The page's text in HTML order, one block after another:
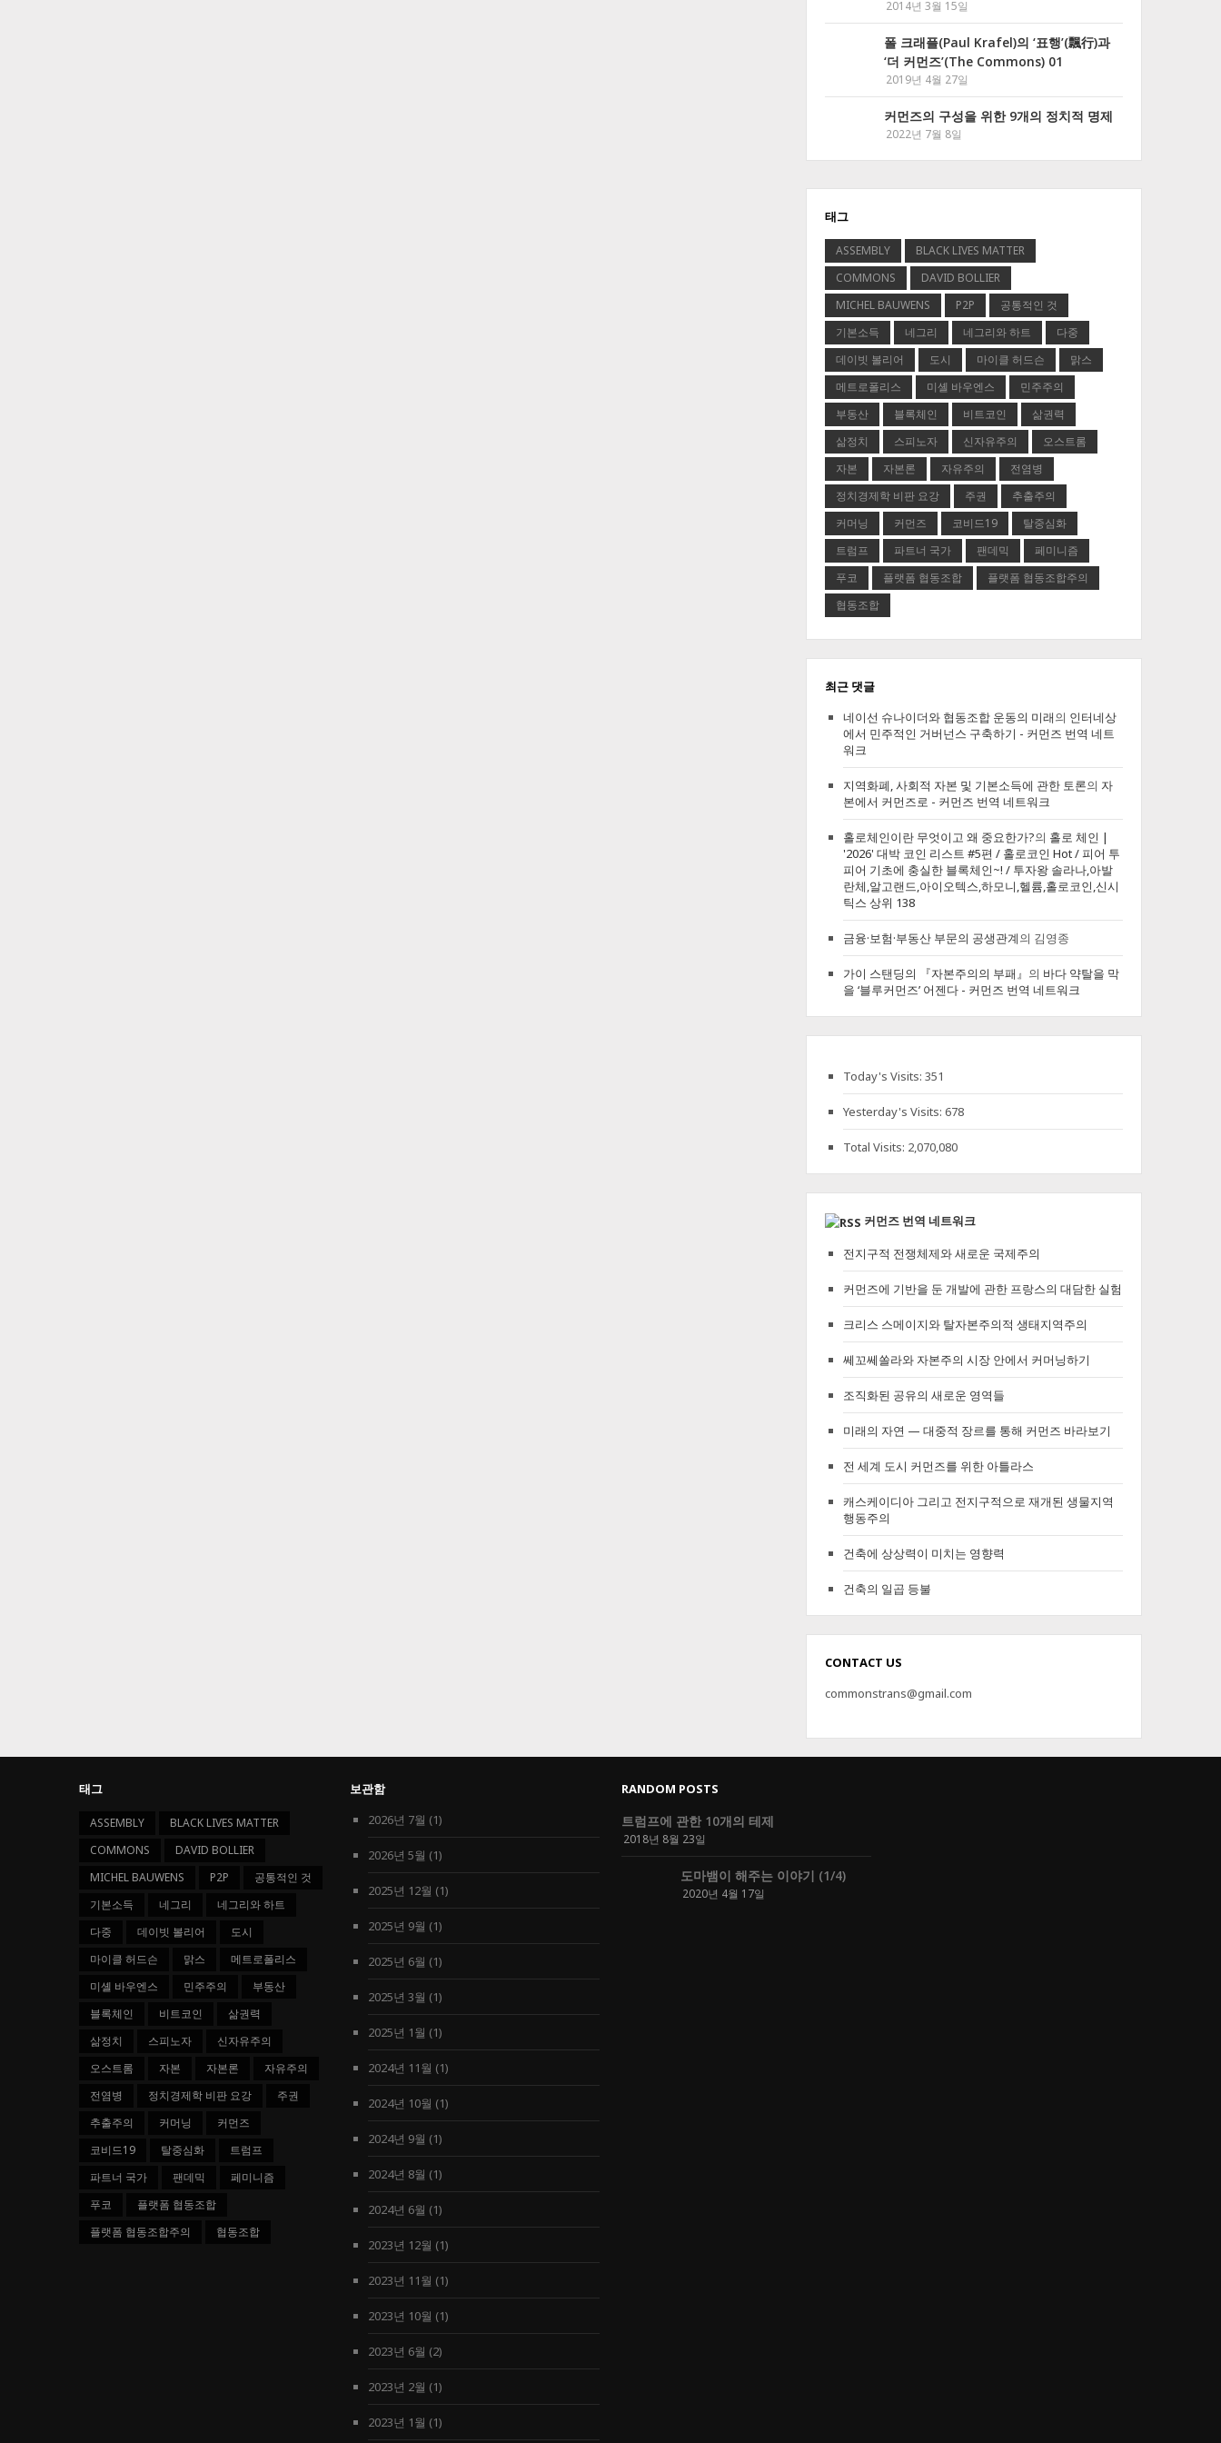
2014년 3월 15일
폴 크래플(Paul Krafel)의 ‘표행’(飄行)과
‘더 커먼즈’(The Commons) 01
2019년 4월 27일
커먼즈의 구성을 위한 9개의 정치적 명제
2022년 7월 8일
태그
ASSEMBLY
BLACK LIVES MATTER
COMMONS
DAVID BOLLIER
MICHEL BAUWENS
P2P
공통적인 것
기본소득
네그리 네그리와 하트
다중
데이빗 볼리어
도시 마이클 허드슨
맑스
메트로폴리스
미셸 바우엔스
민주주의
부동산
블록체인 비트코인
삶권력
삶정치
스피노자 신자유주의
오스트롬
자본
자본론 자유주의
전염병
정치경제학 비판 요강
주권
추출주의
커머닝
커먼즈 코비드19
탈중심화
트럼프
파트너 국가 팬데믹
페미니즘
푸코
플랫폼 협동조합
플랫폼 협동조합주의
협동조합
최근 댓글
네이선 슈나이더와 협동조합 운동의 미래의 인터네상
에서 민주적인 거버넌스 구축하기 - 커먼즈 번역 네트
워크
지역화폐, 사회적 자본 및 기본소득에 관한 토론의 자
본에서 커먼즈로 - 커먼즈 번역 네트워크
홀로체인이란 무엇이고 왜 중요한가?의 홀로 체인 |
'2026' 대박 코인 리스트 #5편 / 홀로코인 Hot / 피어 투
피어 기초에 충실한 블록체인~! / 투자왕 솔라나,아발
란체,알고랜드,아이오텍스,하모니,헬륨,홀로코인,신시
틱스 상위 138
금융·보험·부동산 부문의 공생관계의 김영종
가이 스탠딩의 『자본주의의 부패』 의 바다 약탈을 막
을 ‘블루커먼즈’ 어젠다 - 커먼즈 번역 네트워크
Today's Visits:351
Yesterday's Visits:678
Total Visits: 2,070,080
커먼즈 번역 네트워크
전지구적 전쟁체제와 새로운 국제주의
커먼즈에 기반을 둔 개발에 관한 프랑스의 대담한 실험
크리스 스메이지와 탈자본주의적 생태지역주의
쎄꼬쎄쏠라와 자본주의 시장 안에서 커머닝하기
조직화된 공유의 새로운 영역들
미래의 자연 — 대중적 장르를 통해 커먼즈 바라보기
전 세계 도시 커먼즈를 위한 아틀라스
캐스케이디아 그리고 전지구적으로 재개된 생물지역
행동주의
건축에 상상력이 미치는 영향력
건축의 일곱 등불
CONTACT US
commonstrans@gmail.com
태그
ASSEMBLY
BLACK LIVES MATTER
COMMONS
DAVID BOLLIER
MICHEL BAUWENS
P2P
공통적인 것
기본소득
네그리
네그리와 하트
다중
데이빗 볼리어
도시
마이클 허드슨
맑스
메트로폴리스
미셸 바우엔스
민주주의
부동산
블록체인
비트코인
삶권력
삶정치
스피노자
신자유주의
오스트롬
자본 자본론
자유주의
전염병
정치경제학 비판 요강
주권
추출주의
커머닝
커먼즈
코비드19
탈중심화
트럼프
파트너 국가
팬데믹
페미니즘
푸코
플랫폼 협동조합
플랫폼 협동조합주의
협동조합
보관함
2026년 7월 (1)
2026년 5월 (1)
2025년 12월 (1)
2025년 9월 (1)
2025년 6월 (1)
2025년 3월 (1)
2025년 1월 (1)
2024년 11월 (1)
2024년 10월 (1)
2024년 9월 (1)
2024년 8월 (1)
2024년 6월 (1)
2023년 12월 (1)
2023년 11월 (1)
2023년 10월 (1)
2023년 6월 (2)
2023년 2월 (1)
2023년 1월 (1)
RANDOM POSTS
트럼프에 관한 10개의 테제
2018년 8월 23일
도마뱀이 해주는 이야기 (1/4)
2020년 4월 17일